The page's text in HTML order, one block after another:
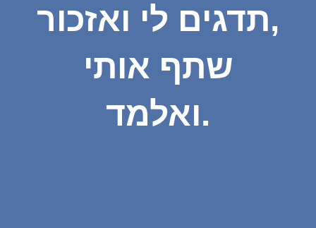
תדגים לי ואזכור,
שתף אותי
ואלמד.